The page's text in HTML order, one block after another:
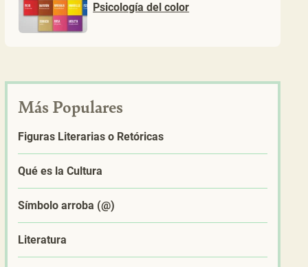
Psicología del color
Más Populares
Figuras Literarias o Retóricas
Qué es la Cultura
Símbolo arroba (@)
Literatura